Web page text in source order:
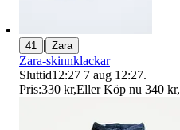
41 | Zara
Zara-skinnklackar
Sluttid12:27 7 aug 12:27.
Pris:330 kr,Eller Köp nu 340 kr,